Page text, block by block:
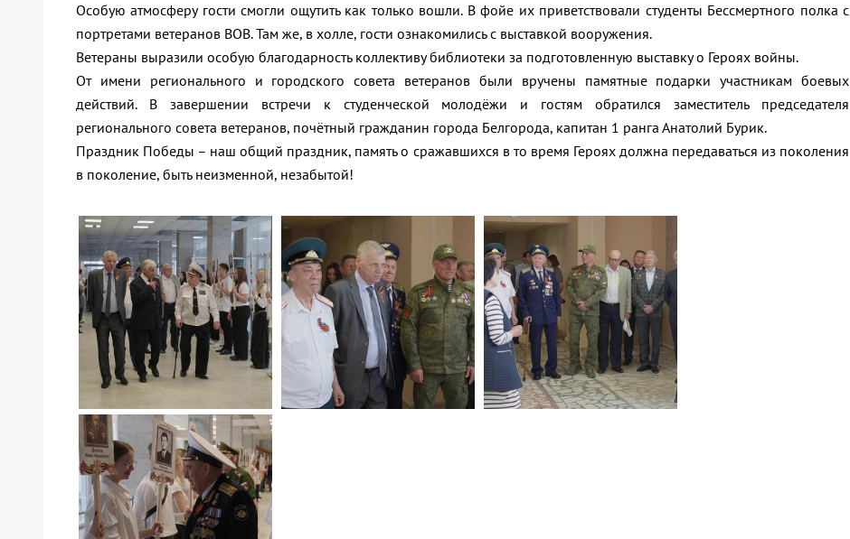
Особую атмосферу гости смогли ощутить как только вошли. В фойе их приветствовали студенты Бессмертного полка с
портретами ветеранов ВОВ. Там же, в холле, гости ознакомились с выставкой вооружения.
Ветераны выразили особую благодарность коллективу библиотеки за подготовленную выставку о Героях войны.
От имени регионального и городского совета ветеранов были вручены памятные подарки участникам боевых
действий. В завершении встречи к студенческой молодёжи и гостям обратился заместитель председателя
регионального совета ветеранов, почётный гражданин города Белгорода, капитан 1 ранга Анатолий Бурик.
Праздник Победы – наш общий праздник, память о сражавшихся в то время Героях должна передаваться из поколения
в поколение, быть неизменной, незабытой!